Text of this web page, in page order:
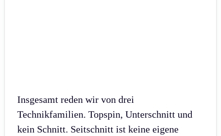
Insgesamt reden wir von drei
Technikfamilien. Topspin, Unterschnitt und
kein Schnitt. Seitschnitt ist keine eigene